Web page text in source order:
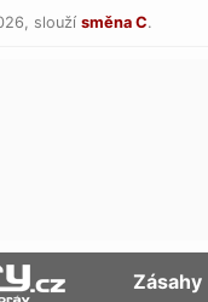
slouží směna C.
Zásahy